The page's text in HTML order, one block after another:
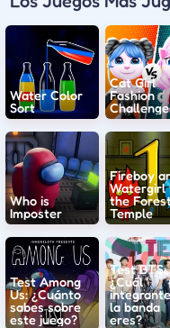
Water Color
Sort
Cat Girl
Fashion
Challenge
Who is
Imposter
Fireboy
Watergirl
the
Temple
Test Among
Us: ¿Cuánto
sabes sobre
este juego?
Test BTS:
¿Cuál
la banda
eres?